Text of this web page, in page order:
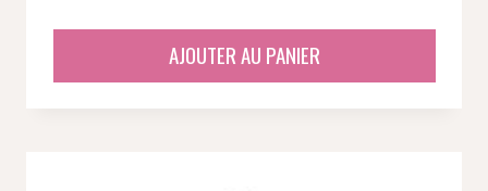
était :
est :
AJOUTER AU PANIER